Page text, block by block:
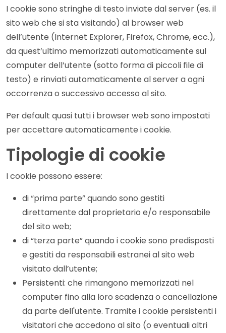
Chiama ora
I cookie sono stringhe di testo inviate dal server (es. il
sito web che si sta visitando) al browser web
dell’utente (Internet Explorer, Firefox, Chrome, ecc.),
da quest’ultimo memorizzati automaticamente sul
computer dell’utente (sotto forma di piccoli file di
testo) e rinviati automaticamente al server a ogni
occorrenza o successivo accesso al sito.
Per default quasi tutti i browser web sono impostati
per accettare automaticamente i cookie.
Tipologie di cookie
I cookie possono essere:
di “prima parte” quando sono gestiti
direttamente dal proprietario e/o responsabile
del sito web;
di “terza parte” quando i cookie sono predisposti
e gestiti da responsabili estranei al sito web
visitato dall’utente;
Persistenti: che rimangono memorizzati nel
computer fino alla loro scadenza o cancellazione
da parte dell'utente. Tramite i cookie persistenti i
visitatori che accedono al sito (o eventuali altri